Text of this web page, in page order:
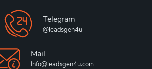
Telegram
@leadsgen4u
Mail
Info@leadsgen4u.com